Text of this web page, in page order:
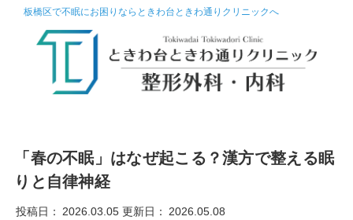
板橋区で不眠にお困りならときわ台ときわ通りクリニックへ
「春の不眠」はなぜ起こる？漢方で整える眠
りと自律神経
更新日： 2026.05.08
投稿日： 2026.03.05